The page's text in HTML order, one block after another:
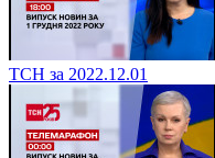
ТСН за 2022.12.01